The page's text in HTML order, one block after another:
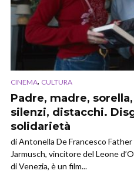
CINEMA, CULTURA
Padre, madre,
silenzi, distacchi.
solidarietà
di Antonella De Francesco
Jarmusch, vincitore del Leone
di Venezia, è un film...